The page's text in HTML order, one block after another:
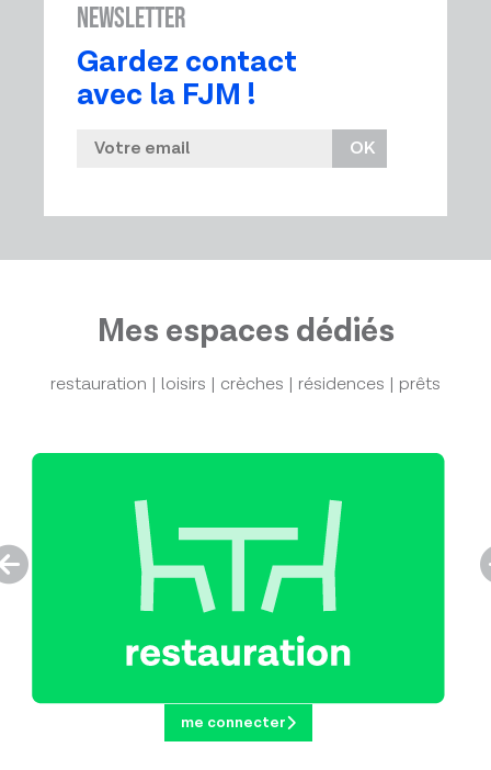
Newsletter
Gardez contact
avec la FJM !
Mes espaces dédiés
restauration | loisirs | crèches | résidences | prêts
me connecter